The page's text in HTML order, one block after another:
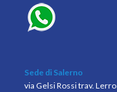
Sede di Salerno
via Gelsi Rossi trav.